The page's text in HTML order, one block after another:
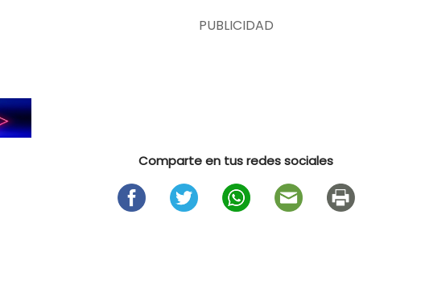
PUBLICIDAD
Comparte en tus redes sociales